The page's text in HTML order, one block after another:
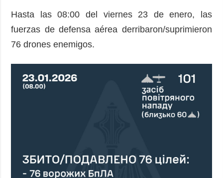
Hasta las 08:00 del viernes 23 de enero, las
fuerzas de defensa aérea derribaron/suprimieron
76 drones enemigos.